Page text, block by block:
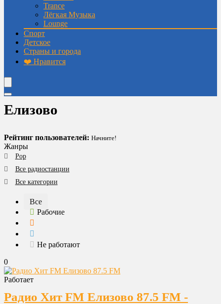
Trance
Лёгкая Музыка
Lounge
Спорт
Детское
Страны и города
❤️ Нравится
Елизово
Рейтинг пользователей: Начните!
Жанры
Pop
Все радиостанции
Все категории
Все
Рабочие
Не работают
0
Работает
Радио Хит FM Елизово 87.5 FM -